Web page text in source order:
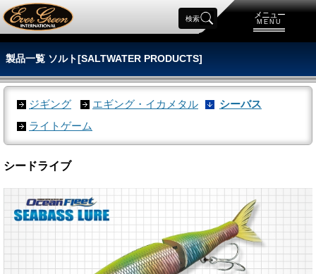
メニュー
MENU
検索
製品一覧 ソルト[SALTWATER PRODUCTS]
ジギング エギング・イカメタル
シーバス
ライトゲーム
シードライブ